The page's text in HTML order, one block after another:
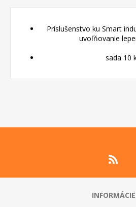
Príslušenstvo ku Smart
uvoľňovanie
sada 10
INFORMÁCIE